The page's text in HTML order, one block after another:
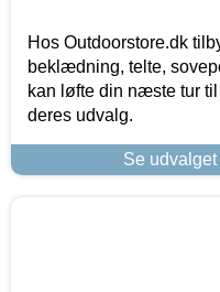
Hos Outdoorstore.dk
beklædning, telte,
kan løfte din næste tur
deres udvalg.
Se